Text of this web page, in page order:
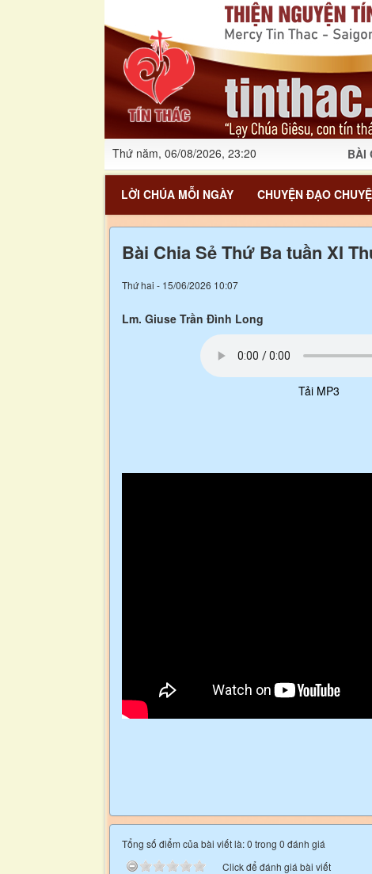
Thứ năm, 06/08/2026, 23:20 BÀI
LỜI CHÚA MỖI NGÀY CHUYỆN ĐẠO
Bài Chia Sẻ Thứ Ba tuần XI
Thứ hai - 15/06/2026 10:07
Lm. Giuse Trần Đình Long
Tải MP3
Tổng số điểm của bài viết là: 0 trong 0 đánh giá
Click để đánh giá bài viết